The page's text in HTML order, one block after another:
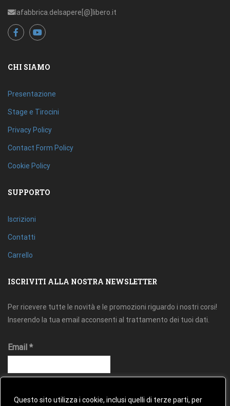
Questo sito utilizza i cookie, inclusi quelli di terze parti, per
lafabbrica.delsapere[@]libero.it
CHI SIAMO
Presentazione
Stage e Tirocini
Privacy Policy
Contact Form Policy
Cookie Policy
SUPPORTO
Iscrizioni
Contatti
Carrello
ISCRIVITI ALLA NOSTRA NEWSLETTER
Per ricevere tutte le novità e le promozioni riguardo i nostri corsi!
Inserendo la tua email acconsenti al trattamento dei tuoi dati.
Email *